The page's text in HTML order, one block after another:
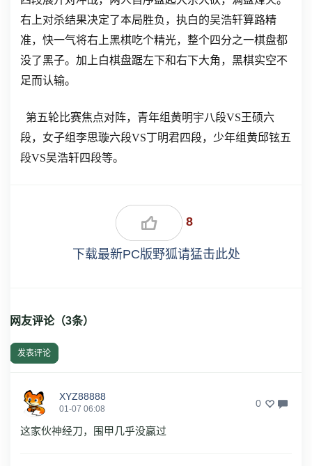
右上对杀结果决定了本局胜负，执白的吴浩轩算路精
准，快一气将右上黑棋吃个精光，整个四分之一棋盘都
没了黑子。加上白棋盘踞左下和右下大角，黑棋实空不
足而认输。
第五轮比赛焦点对阵，青年组黄明宇八段VS王硕六
段，女子组李思璇六段VS丁明君四段，少年组黄邱铉五
段VS吴浩轩四段等。
8
下载最新PC版野狐请猛击此处
网友评论（3条）
发表评论
XYZ88888
01-07 06:08 0
这家伙神经刀，围甲几乎没赢过